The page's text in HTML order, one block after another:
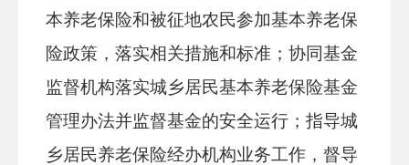
本养老保险和被征地农民参加基本养老保
险政策，落实相关措施和标准；协同基金
监督机构落实城乡居民基本养老保险基金
管理办法并监督基金的安全运行；指导城
乡居民养老保险经办机构业务工作，督导